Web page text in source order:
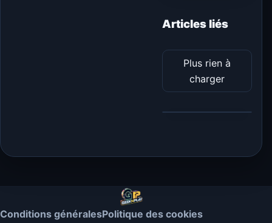
Articles liés
Plus rien à
charger
Conditions généralesPolitique des cookies